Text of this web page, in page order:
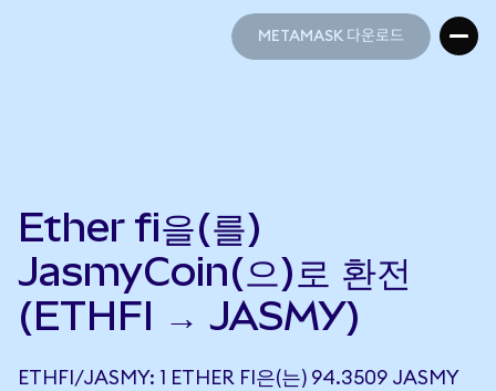
METAMASK 다운로드
Ether fi을(를)
JasmyCoin(으)로 환전
(ETHFI → JASMY)
ETHFI/JASMY: 1 ETHER FI은(는) 94.3509 JASMY